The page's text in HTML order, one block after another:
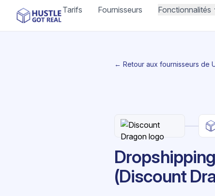
Tarifs Fournisseurs Fonctionnalités
← Retour aux fournisseurs de
(Discount